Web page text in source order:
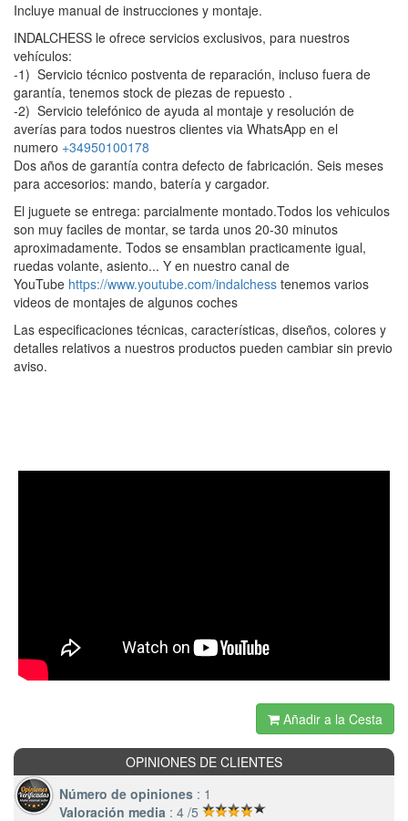
Incluye manual de instrucciones y montaje.
INDALCHESS le ofrece servicios exclusivos, para nuestros
vehículos:
-1) Servicio técnico postventa de reparación, incluso fuera de
garantía, tenemos stock de piezas de repuesto .
-2) Servicio telefónico de ayuda al montaje y resolución de
averías para todos nuestros clientes via WhatsApp en el
numero +34950100178
Dos años de garantía contra defecto de fabricación. Seis meses
para accesorios: mando, batería y cargador.
El juguete se entrega: parcialmente montado.Todos los vehiculos
son muy faciles de montar, se tarda unos 20-30 minutos
aproximadamente. Todos se ensamblan practicamente igual,
ruedas volante, asiento... Y en nuestro canal de
YouTube https://www.youtube.com/indalchess tenemos varios
videos de montajes de algunos coches
Las especificaciones técnicas, características, diseños, colores y
detalles relativos a nuestros productos pueden cambiar sin previo
aviso.
Añadir a la Cesta
OPINIONES DE CLIENTES
Número de opiniones : 1
Valoración media : 4 /5